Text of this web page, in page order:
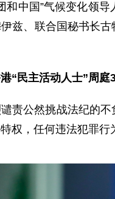
和中国”气候变化领
兹、联合国秘书长
“民主活动人士”周
责公然挑战法纪的
权，任何违法犯罪行